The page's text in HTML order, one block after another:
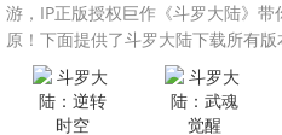
游，IP正版授权巨作《斗罗大陆》
原！下面提供了斗罗大陆下载所有版